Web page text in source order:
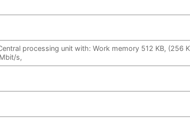
processing unit with: Work memory 512 KB, (256
s,